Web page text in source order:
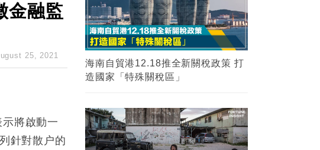
金融監
25, 2021
將啟動一
針對散户的
【瑙魯悲歌】一個國民收入曾經是香
港兩倍的國家，為甚麼在短短10年內
淪為了發展中國家？
4
5